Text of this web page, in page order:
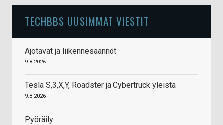
TECHBBS UUSIMMAT VIESTIT
Ajotavat ja liikennesäännöt
9.8.2026
Tesla S,3,X,Y, Roadster ja Cybertruck yleistä
9.8.2026
Pyöräily